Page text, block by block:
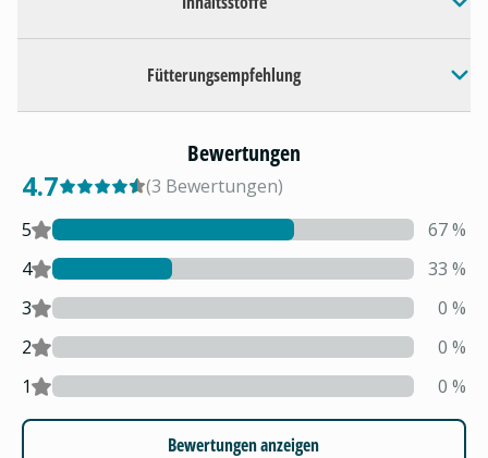
Fütterungsempfehlung
Bewertungen
4.7 (3 Bewertungen)
5
67%
4
33 %
3
0 %
2
0 %
1
0 %
Bewertungen anzeigen